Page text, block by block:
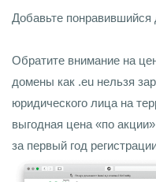
Добавьте понравившийся
Обратите внимание на
домены как .eu нельзя
юридического лица на
выгодная цена «по
за первый год